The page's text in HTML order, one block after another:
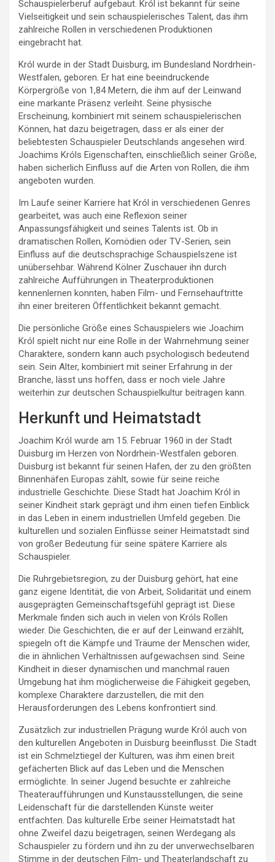
Schauspielerberuf aufgebaut. Król ist bekannt für seine
Vielseitigkeit und sein schauspielerisches Talent, das ihm
zahlreiche Rollen in verschiedenen Produktionen
eingebracht hat.
Król wurde in der Stadt Duisburg, im Bundesland Nordrhein-
Westfalen, geboren. Er hat eine beeindruckende
Körpergröße von 1,84 Metern, die ihm auf der Leinwand
eine markante Präsenz verleiht. Seine physische
Erscheinung, kombiniert mit seinem schauspielerischen
Können, hat dazu beigetragen, dass er als einer der
beliebtesten Schauspieler Deutschlands angesehen wird.
Joachims Króls Eigenschaften, einschließlich seiner Größe,
haben sicherlich Einfluss auf die Arten von Rollen, die ihm
angeboten wurden.
Im Laufe seiner Karriere hat Król in verschiedenen Genres
gearbeitet, was auch eine Reflexion seiner
Anpassungsfähigkeit und seines Talents ist. Ob in
dramatischen Rollen, Komödien oder TV-Serien, sein
Einfluss auf die deutschsprachige Schauspielszene ist
unübersehbar. Während Kölner Zuschauer ihn durch
zahlreiche Aufführungen in Theaterproduktionen
kennenlernen konnten, haben Film- und Fernsehauftritte
ihn einer breiteren Öffentlichkeit bekannt gemacht.
Die persönliche Größe eines Schauspielers wie Joachim
Król spielt nicht nur eine Rolle in der Wahrnehmung seiner
Charaktere, sondern kann auch psychologisch bedeutend
sein. Sein Alter, kombiniert mit seiner Erfahrung in der
Branche, lässt uns hoffen, dass er noch viele Jahre
weiterhin zur deutschen Schauspielkultur beitragen kann.
Herkunft und Heimatstadt
Joachim Król wurde am 15. Februar 1960 in der Stadt
Duisburg im Herzen von Nordrhein-Westfalen geboren.
Duisburg ist bekannt für seinen Hafen, der zu den größten
Binnenhäfen Europas zählt, sowie für seine reiche
industrielle Geschichte. Diese Stadt hat Joachim Król in
seiner Kindheit stark geprägt und ihm einen tiefen Einblick
in das Leben in einem industriellen Umfeld gegeben. Die
kulturellen und sozialen Einflüsse seiner Heimatstadt sind
von großer Bedeutung für seine spätere Karriere als
Schauspieler.
Die Ruhrgebietsregion, zu der Duisburg gehört, hat eine
ganz eigene Identität, die von Arbeit, Solidarität und einem
ausgeprägten Gemeinschaftsgefühl geprägt ist. Diese
Merkmale finden sich auch in vielen von Króls Rollen
wieder. Die Geschichten, die er auf der Leinwand erzählt,
spiegeln oft die Kämpfe und Träume der Menschen wider,
die in ähnlichen Verhältnissen aufgewachsen sind. Seine
Kindheit in dieser dynamischen und manchmal rauen
Umgebung hat ihm möglicherweise die Fähigkeit gegeben,
komplexe Charaktere darzustellen, die mit den
Herausforderungen des Lebens konfrontiert sind.
Zusätzlich zur industriellen Prägung wurde Król auch von
den kulturellen Angeboten in Duisburg beeinflusst. Die Stadt
ist ein Schmelztiegel der Kulturen, was ihm einen breit
gefächerten Blick auf das Leben und die Menschen
ermöglichte. In seiner Jugend besuchte er zahlreiche
Theateraufführungen und Kunstausstellungen, die seine
Leidenschaft für die darstellenden Künste weiter
entfachten. Das kulturelle Erbe seiner Heimatstadt hat
ohne Zweifel dazu beigetragen, seinen Werdegang als
Schauspieler zu fördern und ihn zu der unverwechselbaren
Stimme in der deutschen Film- und Theaterlandschaft zu